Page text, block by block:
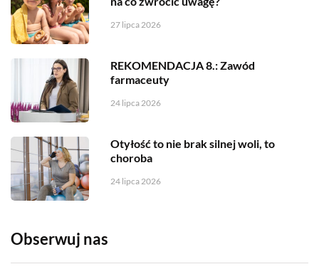
27 lipca 2026
REKOMENDACJA 8.: Zawód
farmaceuty
24 lipca 2026
Otyłość to nie brak silnej woli, to
choroba
24 lipca 2026
Obserwuj nas